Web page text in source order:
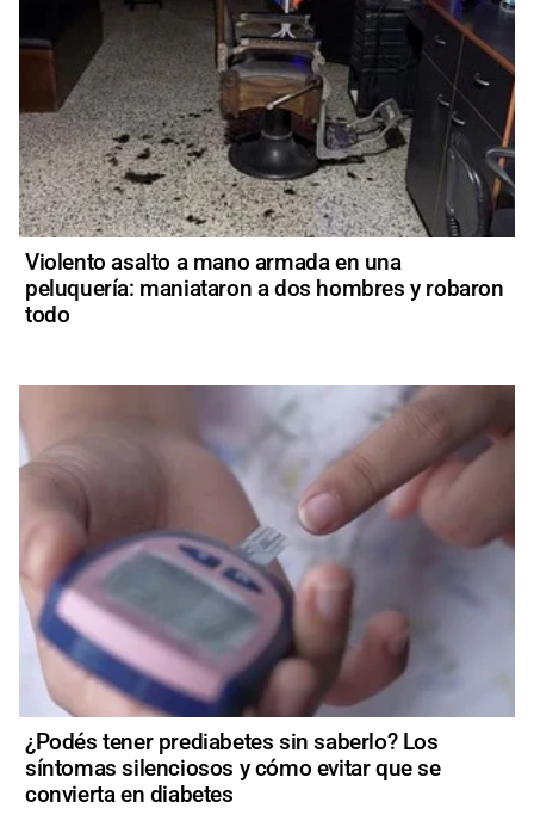
Violento asalto a mano armada en una
peluquería: maniataron a dos hombres y robaron
todo
¿Podés tener prediabetes sin saberlo? Los
síntomas silenciosos y cómo evitar que se
convierta en diabetes